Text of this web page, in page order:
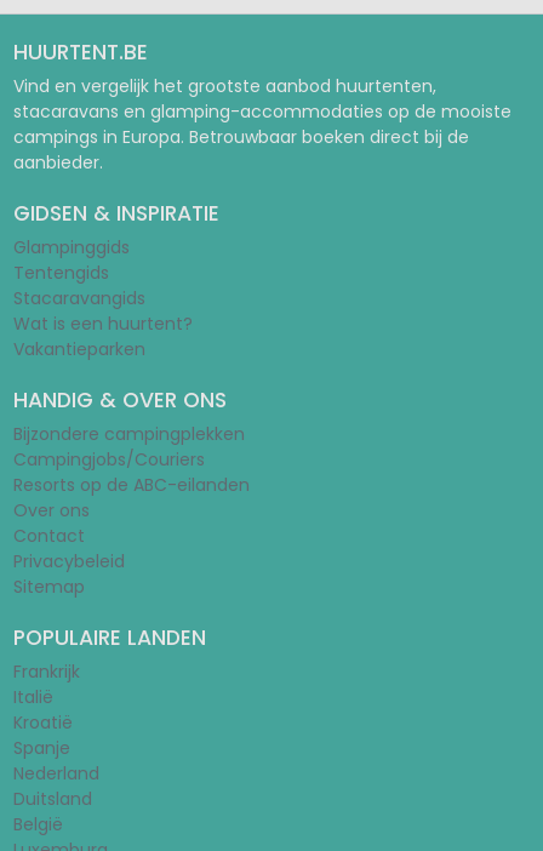
HUURTENT.BE
Vind en vergelijk het grootste aanbod huurtenten,
stacaravans en glamping-accommodaties op de mooiste
campings in Europa. Betrouwbaar boeken direct bij de
aanbieder.
GIDSEN & INSPIRATIE
Glampinggids
Tentengids
Stacaravangids
Wat is een huurtent?
Vakantieparken
HANDIG & OVER ONS
Bijzondere campingplekken
Campingjobs/Couriers
Resorts op de ABC-eilanden
Over ons
Contact
Privacybeleid
Sitemap
POPULAIRE LANDEN
Frankrijk
Italië
Kroatië
Spanje
Nederland
Duitsland
België